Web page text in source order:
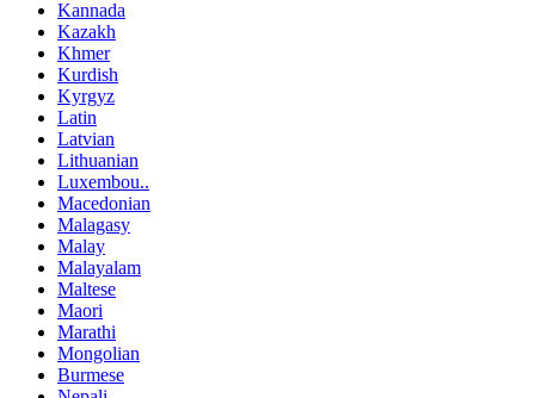
Kannada
Kazakh
Khmer
Kurdish
Kyrgyz
Latin
Latvian
Lithuanian
Luxembou..
Macedonian
Malagasy
Malay
Malayalam
Maltese
Maori
Marathi
Mongolian
Burmese